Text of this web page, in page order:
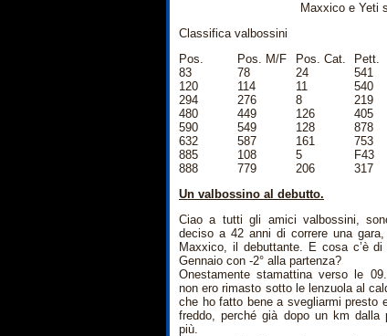
Maxxico e Yeti
Classifica valbossini
Pos.
Pos. M/F Pos. Cat. Pett.
83
78 24 541
120
114 11 540
294
276 8 219
480
449 126 405
590
549 128 878
632
587 161 753
885
108 5 F43
888
779 206 317
Un valbossino al debutto.
Ciao a tutti gli amici valbossini,
deciso a 42 anni di correre una
Maxxico, il debuttante. E cosa c’è
Gennaio con -2° alla partenza?
Onestamente stamattina verso le
non ero rimasto sotto le lenzuola al
che ho fatto bene a svegliarmi presto
freddo, perché già dopo un km dalla
più.